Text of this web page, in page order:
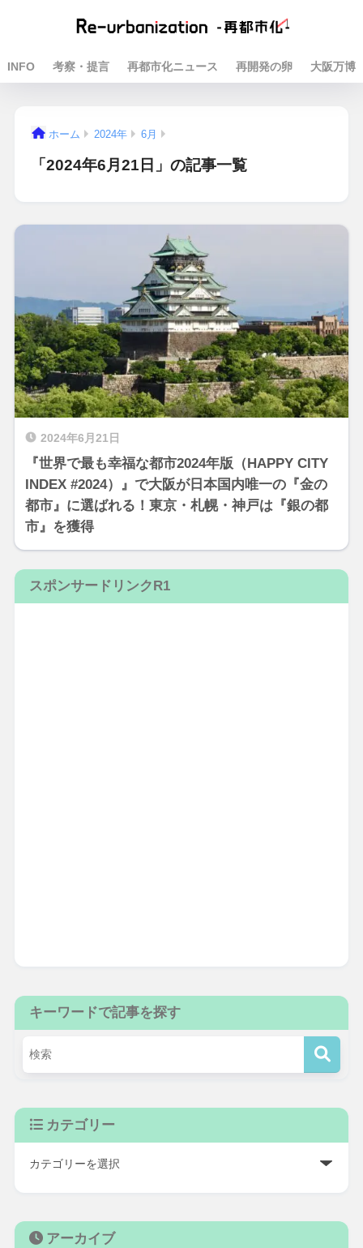
INFO 考察・提言 再都市化ニュース 再開発の卵 大阪万博
ホーム 2024年 6月
「2024年6月21日」の記事一覧
2024年6月21日
『世界で最も幸福な都市2024年版（HAPPY CITY
INDEX #2024）』で大阪が日本国内唯一の『金の
都市』に選ばれる！東京・札幌・神戸は『銀の都
市』を獲得
スポンサードリンクR1
キーワードで記事を探す
カテゴリー
アーカイブ